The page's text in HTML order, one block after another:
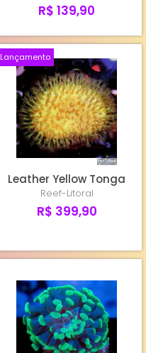
R$ 139,90
Lançamento
Leather Yellow Tonga
Reef-Litoral
R$ 399,90